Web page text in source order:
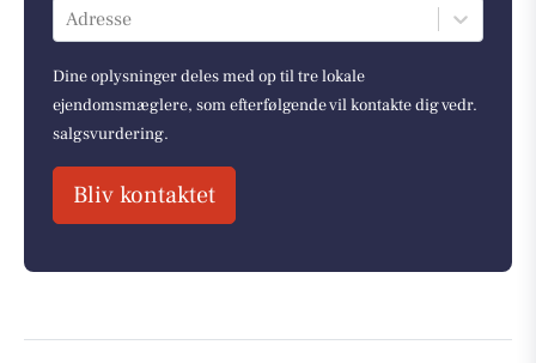
Adresse
Dine oplysninger deles med op til tre lokale
ejendomsmæglere, som efterfølgende vil kontakte dig vedr.
salgsvurdering.
Bliv kontaktet